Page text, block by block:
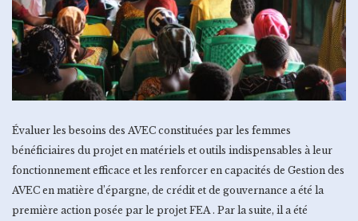
Évaluer les besoins des AVEC constituées par les femmes
bénéficiaires du projet en matériels et outils indispensables à leur
fonctionnement efficace et les renforcer en capacités de Gestion des
AVEC en matière d’épargne, de crédit et de gouvernance a été la
première action posée par le projet FEA . Par la suite, il a été